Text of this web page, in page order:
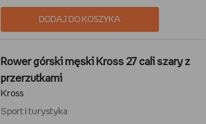
DODAJ DO KOSZYKA
Rower górski męski Kross 27 cali szary z
przerzutkami
Kross
Sport i turystyka